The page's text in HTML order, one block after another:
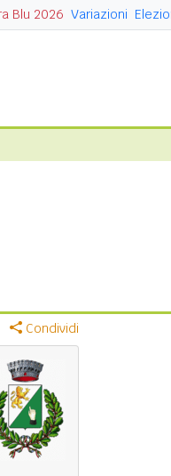
Blu 2026 Variazioni
Condividi